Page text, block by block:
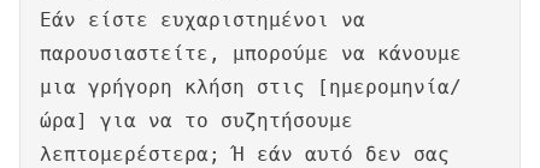
Εάν είστε ευχαριστημένοι να
παρουσιαστείτε, μπορούμε να κάνουμε
μια γρήγορη κλήση στις [ημερομηνία/
ώρα] για να το συζητήσουμε
λεπτομερέστερα; Ή εάν αυτό δεν σας